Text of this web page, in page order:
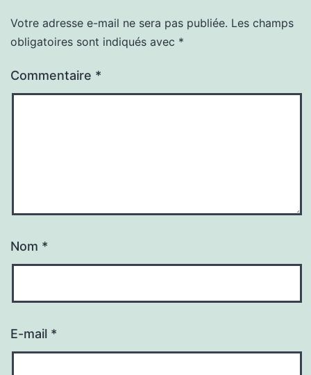
Votre adresse e-mail ne sera pas publiée. Les champs
obligatoires sont indiqués avec *
Commentaire *
Nom *
E-mail *